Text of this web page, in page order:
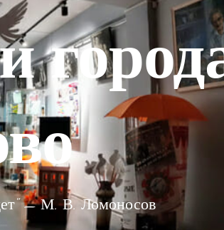
— М. В. Ломоносов